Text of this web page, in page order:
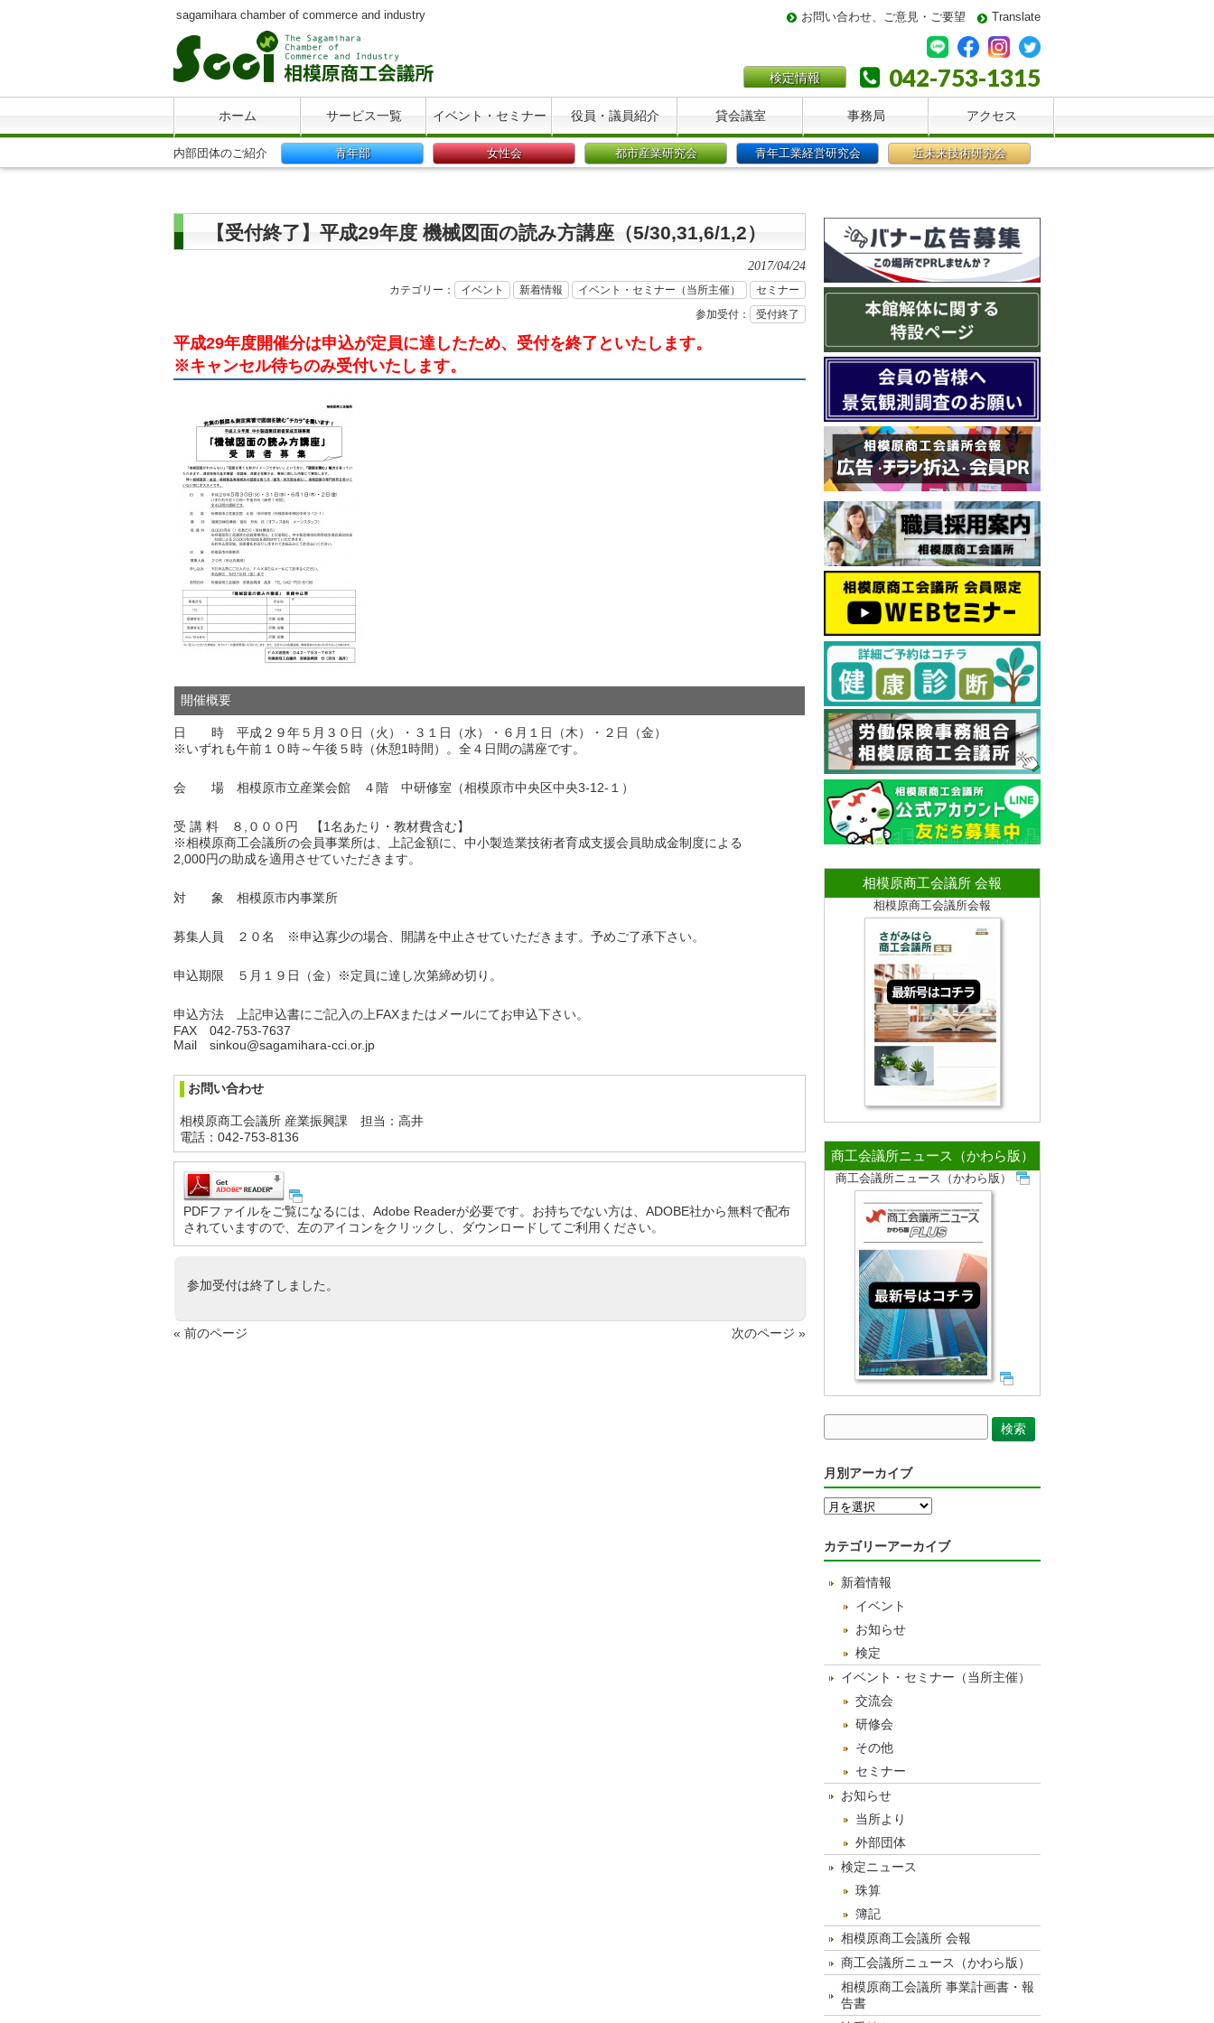
sagamihara chamber of commerce and industry お問い合わせ、ご意見・ご要望 Translate
検定情報 042-753-1315
ホーム サービス一覧 イベント・セミナー 役員・議員紹介 貸会議室 事務局 アクセス
内部団体のご紹介 青年部 女性会 都市産業研究会 青年工業経営研究会 近未来技術研究会
【受付終了】平成29年度 機械図面の読み方講座（5/30,31,6/1,2）
2017/04/24
カテゴリー： イベント 新着情報 イベント・セミナー（当所主催）
セミナー
参加受付：
受付終了
平成29年度開催分は申込が定員に達したため、受付を終了といたします。
※キャンセル待ちのみ受付いたします。
開催概要
日 時 平成２９年５月３０日（火）・３１日（水）・６月１日（木）・２日（金）
※いずれも午前１０時～午後５時（休憩1時間）。全４日間の講座です。
会 場 相模原市立産業会館 ４階 中研修室（相模原市中央区中央3-12-１）
受 講 料 ８,０００円 【1名あたり・教材費含む】
※相模原商工会議所の会員事業所は、上記金額に、中小製造業技術者育成支援会員助成金制度による
2,000円の助成を適用させていただきます。
対 象 相模原市内事業所
募集人員 ２０名 ※申込寡少の場合、開講を中止させていただきます。予めご了承下さい。
申込期限 ５月１９日（金）※定員に達し次第締め切り。
申込方法 上記申込書にご記入の上FAXまたはメールにてお申込下さい。
FAX 042-753-7637
Mail sinkou@sagamihara-cci.or.jp
お問い合わせ
相模原商工会議所 産業振興課 担当：高井
電話：042-753-8136
PDFファイルをご覧になるには、Adobe Readerが必要です。お持ちでない方は、ADOBE社から無料で配布
されていますので、左のアイコンをクリックし、ダウンロードしてご利用ください。
参加受付は終了しました。
« 前のページ 次のページ »
相模原商工会議所 会報
相模原商工会議所会報
商工会議所ニュース（かわら版）
商工会議所ニュース（かわら版）
月別アーカイブ
月
ー
イ
カテゴリーアーカイブ
新着情報
イベント
お知らせ
検定
イベント・セミナー（当所主催）
交流会
研修会
その他
セミナー
お知らせ
当所より
外部団体
検定ニュース
珠算
簿記
相模原商工会議所 会報
商工会議所ニュース（かわら版）
相模原商工会議所 事業計画書・報
告書